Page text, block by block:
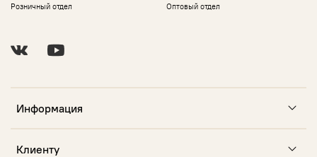
Информация
Клиенту
Розничный отдел Оптовый отдел